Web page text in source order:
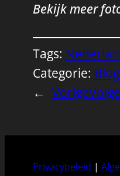
Bekijk meer
Tags:
Categorie: Blog
← Vorige
Privacybeleid |